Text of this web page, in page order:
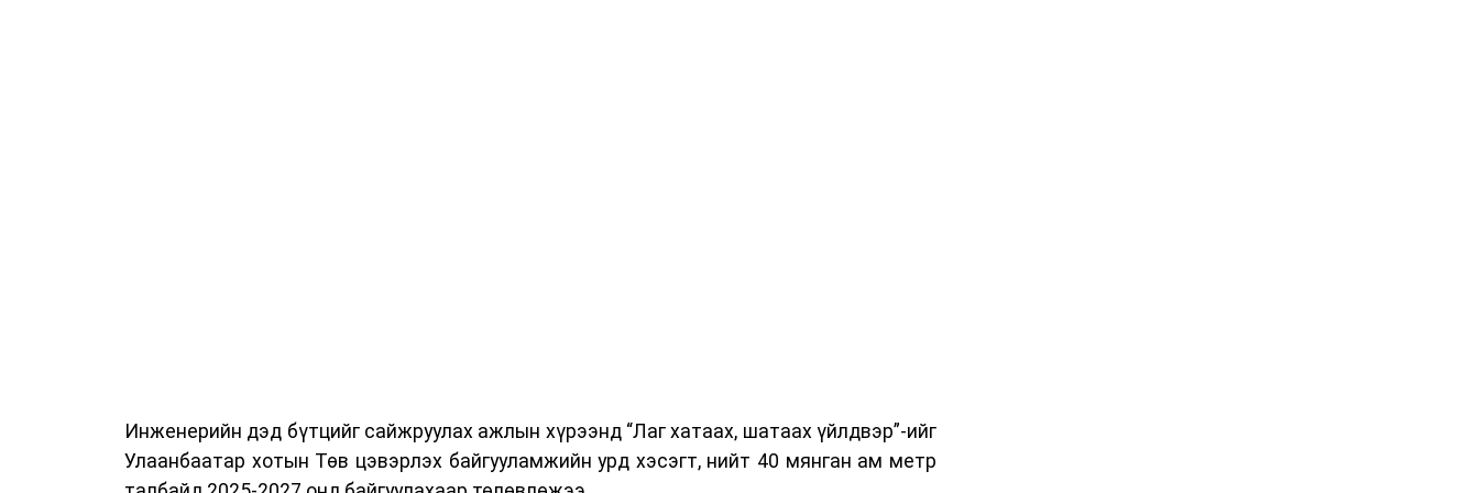
Уг сургалт нь COP17-ын үеэр зочид, төлөөлөгчдийн тээврийн үйлчилгээг аюулгүй,
шуурхай, зохион байгуулалттай явуулах, үйлчилгээний нэгдсэн стандарт, сахилга
Инженерийн дэд бүтцийг сайжруулах ажлын хүрээнд “Лаг хатаах, шатаах үйлдвэр”-ийг
Улаанбаатар хотын Төв цэвэрлэх байгууламжийн урд хэсэгт, нийт 40 мянган ам метр